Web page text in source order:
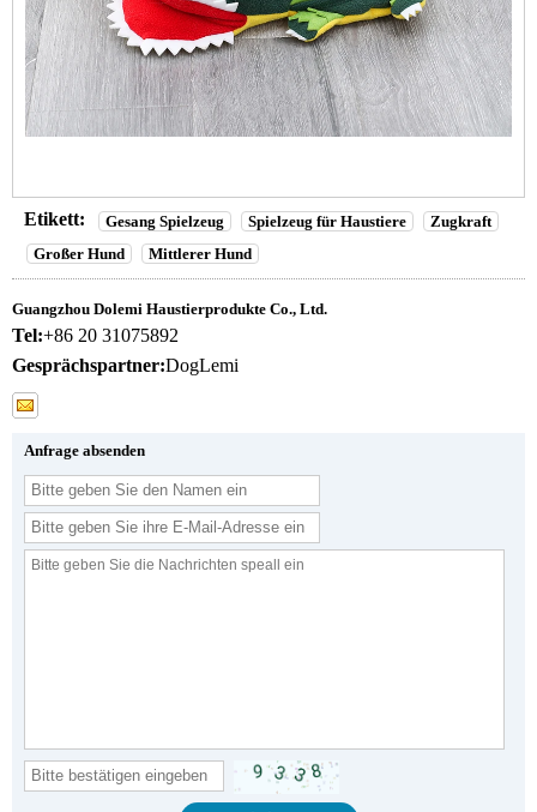
Etikett: Gesang Spielzeug Spielzeug für Haustiere
Zugkraft
Großer Hund
Mittlerer Hund
Guangzhou Dolemi Haustierprodukte Co., Ltd.
Tel:+86 20 31075892
Gesprächspartner:DogLemi
Anfrage absenden